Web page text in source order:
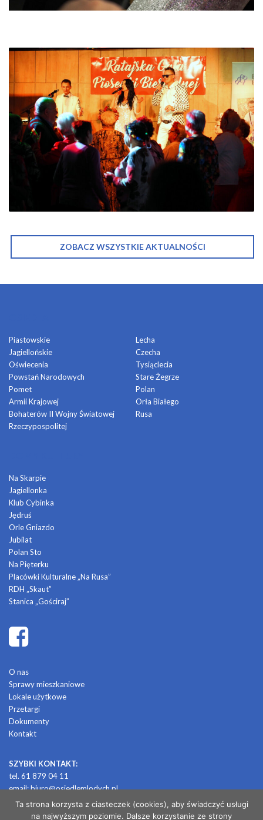
ZOBACZ WSZYSTKIE AKTUALNOŚCI
Piastowskie
Jagiellońskie
Oświecenia
Powstań Narodowych
Pomet
Armii Krajowej
Bohaterów II Wojny Światowej
Rzeczypospolitej
Lecha
Czecha
Tysiąclecia
Stare Żegrze
Polan
Orła Białego
Rusa
Na Skarpie
Jagiellonka
Klub Cybinka
Jędruś
Orle Gniazdo
Jubilat
Polan Sto
Na Pięterku
Placówki Kulturalne „Na Rusa”
RDH „Skaut”
Stanica „Gościraj”
O nas
Sprawy mieszkaniowe
Lokale użytkowe
Przetargi
Dokumenty
Kontakt
SZYBKI KONTAKT:
tel. 61 879 04 11
email:biuro@osiedlemlodych.pl
Ta strona korzysta z ciasteczek (cookies), aby świadczyć usługi
na najwyższym poziomie. Dalsze korzystanie ze strony